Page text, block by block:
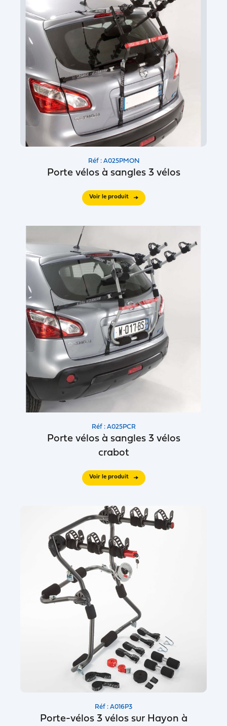
Réf : A025PMON
Porte vélos à sangles 3 vélos
Voir le produit
Réf : A025PCR
Porte vélos à sangles 3 vélos
crabot
Voir le produit
Réf : A016P3
Porte-vélos 3 vélos sur Hayon à